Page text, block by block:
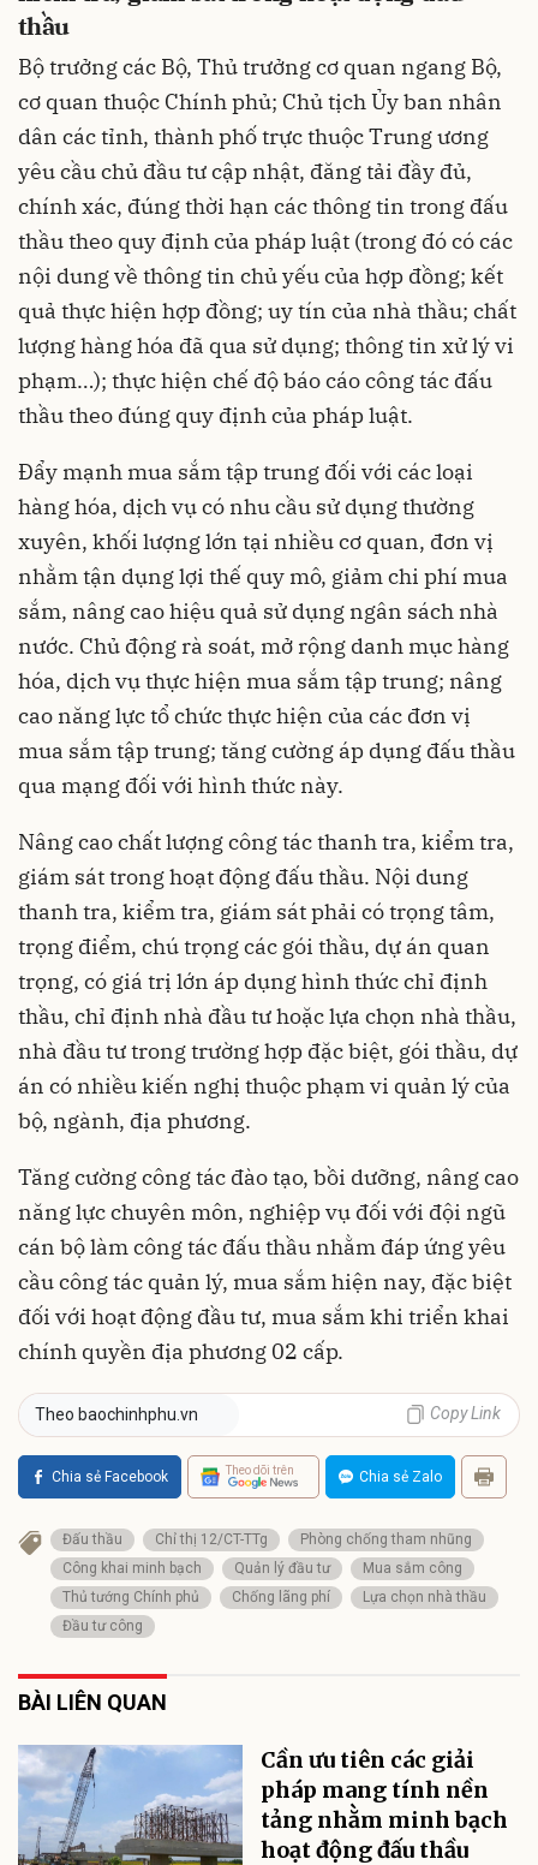
thầu
Bộ trưởng các Bộ, Thủ trưởng cơ quan ngang Bộ,
cơ quan thuộc Chính phủ; Chủ tịch Ủy ban nhân
dân các tỉnh, thành phố trực thuộc Trung ương
yêu cầu chủ đầu tư cập nhật, đăng tải đầy đủ,
chính xác, đúng thời hạn các thông tin trong đấu
thầu theo quy định của pháp luật (trong đó có các
nội dung về thông tin chủ yếu của hợp đồng; kết
quả thực hiện hợp đồng; uy tín của nhà thầu; chất
lượng hàng hóa đã qua sử dụng; thông tin xử lý vi
phạm…); thực hiện chế độ báo cáo công tác đấu
thầu theo đúng quy định của pháp luật.
Đẩy mạnh mua sắm tập trung đối với các loại
hàng hóa, dịch vụ có nhu cầu sử dụng thường
xuyên, khối lượng lớn tại nhiều cơ quan, đơn vị
nhằm tận dụng lợi thế quy mô, giảm chi phí mua
sắm, nâng cao hiệu quả sử dụng ngân sách nhà
nước. Chủ động rà soát, mở rộng danh mục hàng
hóa, dịch vụ thực hiện mua sắm tập trung; nâng
cao năng lực tổ chức thực hiện của các đơn vị
mua sắm tập trung; tăng cường áp dụng đấu thầu
qua mạng đối với hình thức này.
Nâng cao chất lượng công tác thanh tra, kiểm tra,
giám sát trong hoạt động đấu thầu. Nội dung
thanh tra, kiểm tra, giám sát phải có trọng tâm,
trọng điểm, chú trọng các gói thầu, dự án quan
trọng, có giá trị lớn áp dụng hình thức chỉ định
thầu, chỉ định nhà đầu tư hoặc lựa chọn nhà thầu,
nhà đầu tư trong trường hợp đặc biệt, gói thầu, dự
án có nhiều kiến nghị thuộc phạm vi quản lý của
bộ, ngành, địa phương.
Tăng cường công tác đào tạo, bồi dưỡng, nâng cao
năng lực chuyên môn, nghiệp vụ đối với đội ngũ
cán bộ làm công tác đấu thầu nhằm đáp ứng yêu
cầu công tác quản lý, mua sắm hiện nay, đặc biệt
đối với hoạt động đầu tư, mua sắm khi triển khai
chính quyền địa phương 02 cấp.
Theo baochinhphu.vn Copy Link
Chia sẻ Facebook Theo dõi trên Chia sẻ Zalo
Đấu thầu Chỉ thị 12/CT-TTg
Phòng chống tham nhũng
Công khai minh bạch
Quản lý đầu tư
Mua sắm công
Thủ tướng Chính phủ
Chống lãng phí
Lựa chọn nhà thầu
Đầu tư công
BÀI LIÊN QUAN
Cần ưu tiên các giải
pháp mang tính nền
tảng nhằm minh bạch
hoạt động đấu thầu